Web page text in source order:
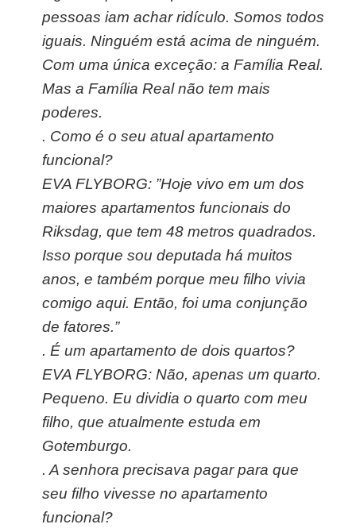
pessoas iam achar ridículo. Somos todos
iguais. Ninguém está acima de ninguém.
Com uma única exceção: a Família Real.
Mas a Família Real não tem mais
poderes.
. Como é o seu atual apartamento
funcional?
EVA FLYBORG: ”Hoje vivo em um dos
maiores apartamentos funcionais do
Riksdag, que tem 48 metros quadrados.
Isso porque sou deputada há muitos
anos, e também porque meu filho vivia
comigo aqui. Então, foi uma conjunção
de fatores.”
. É um apartamento de dois quartos?
EVA FLYBORG: Não, apenas um quarto.
Pequeno. Eu dividia o quarto com meu
filho, que atualmente estuda em
Gotemburgo.
. A senhora precisava pagar para que
seu filho vivesse no apartamento
funcional?